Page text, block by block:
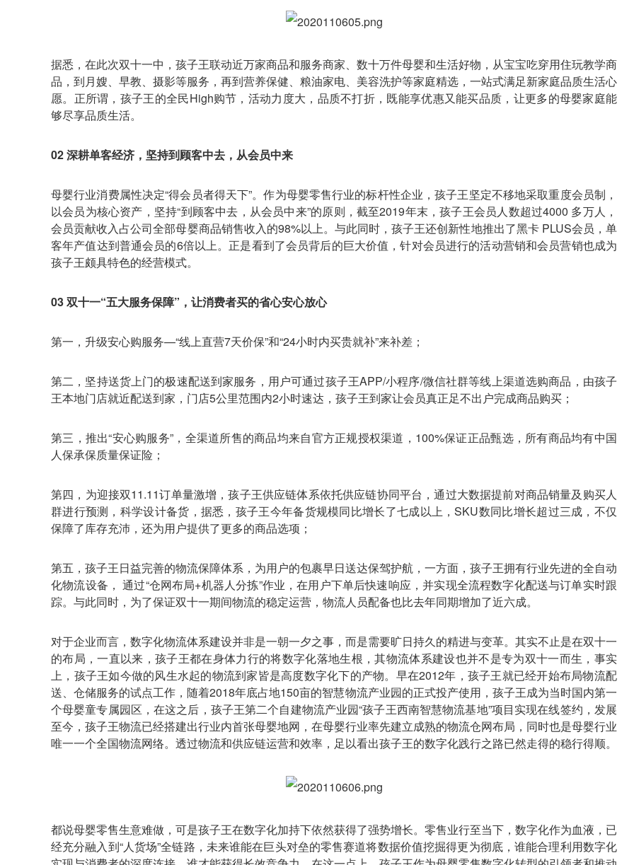
据悉，在此次双十一中，孩子王联动近万家商品和服务商家、数十万件母婴和生活好物，从宝宝吃穿用住玩教学商
品，到月嫂、早教、摄影等服务，再到营养保健、粮油家电、美容洗护等家庭精选，一站式满足新家庭品质生活心
愿。正所谓，孩子王的全民High购节，活动力度大，品质不打折，既能享优惠又能买品质，让更多的母婴家庭能
够尽享品质生活。
02 深耕单客经济，坚持到顾客中去，从会员中来
母婴行业消费属性决定“得会员者得天下”。作为母婴零售行业的标杆性企业，孩子王坚定不移地采取重度会员制，
以会员为核心资产，坚持“到顾客中去，从会员中来”的原则，截至2019年末，孩子王会员人数超过4000 多万人，
会员贡献收入占公司全部母婴商品销售收入的98%以上。与此同时，孩子王还创新性地推出了黑卡 PLUS会员，单
客年产值达到普通会员的6倍以上。正是看到了会员背后的巨大价值，针对会员进行的活动营销和会员营销也成为
孩子王颇具特色的经营模式。
03 双十一“五大服务保障”，让消费者买的省心安心放心
第一，升级安心购服务—“线上直营7天价保”和“24小时内买贵就补”来补差；
第二，坚持送货上门的极速配送到家服务，用户可通过孩子王APP/小程序/微信社群等线上渠道选购商品，由孩子
王本地门店就近配送到家，门店5公里范围内2小时速达，孩子王到家让会员真正足不出户完成商品购买；
第三，推出“安心购服务”，全渠道所售的商品均来自官方正规授权渠道，100%保证正品甄选，所有商品均有中国
人保承保质量保证险；
第四，为迎接双11.11订单量激增，孩子王供应链体系依托供应链协同平台，通过大数据提前对商品销量及购买人
群进行预测，科学设计备货，据悉，孩子王今年备货规模同比增长了七成以上，SKU数同比增长超过三成，不仅
保障了库存充沛，还为用户提供了更多的商品选项；
第五，孩子王日益完善的物流保障体系，为用户的包裹早日送达保驾护航，一方面，孩子王拥有行业先进的全自动
化物流设备， 通过“仓网布局+机器人分拣”作业，在用户下单后快速响应，并实现全流程数字化配送与订单实时跟
踪。与此同时，为了保证双十一期间物流的稳定运营，物流人员配备也比去年同期增加了近六成。
对于企业而言，数字化物流体系建设并非是一朝一夕之事，而是需要旷日持久的精进与变革。其实不止是在双十一
的布局，一直以来，孩子王都在身体力行的将数字化落地生根，其物流体系建设也并不是专为双十一而生，事实
上，孩子王如今做的风生水起的物流到家皆是高度数字化下的产物。早在2012年，孩子王就已经开始布局物流配
送、仓储服务的试点工作，随着2018年底占地150亩的智慧物流产业园的正式投产使用，孩子王成为当时国内第一
个母婴童专属园区，在这之后，孩子王第二个自建物流产业园“孩子王西南智慧物流基地”项目实现在线签约，发展
至今，孩子王物流已经搭建出行业内首张母婴地网，在母婴行业率先建立成熟的物流仓网布局，同时也是母婴行业
唯一一个全国物流网络。透过物流和供应链运营和效率，足以看出孩子王的数字化践行之路已然走得的稳行得顺。
都说母婴零售生意难做，可是孩子王在数字化加持下依然获得了强势增长。零售业行至当下，数字化作为血液，已
经充分融入到“人货场”全链路，未来谁能在巨头对垒的零售赛道将数据价值挖掘得更为彻底，谁能合理利用数字化